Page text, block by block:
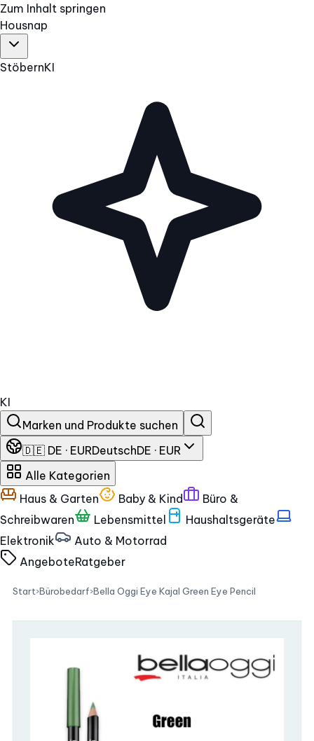
Zum Inhalt springen
Housnap
StöbernKI
KI
Marken und Produkte suchen
🇩🇪 DE · EURDeutschDE · EUR
Alle Kategorien
Haus & Garten
Baby & Kind
Büro &
Schreibwaren
Lebensmittel
Haushaltsgeräte
Elektronik
Auto & Motorrad
AngeboteRatgeber
Start›Bürobedarf›Bella Oggi Eye Kajal Green Eye Pencil